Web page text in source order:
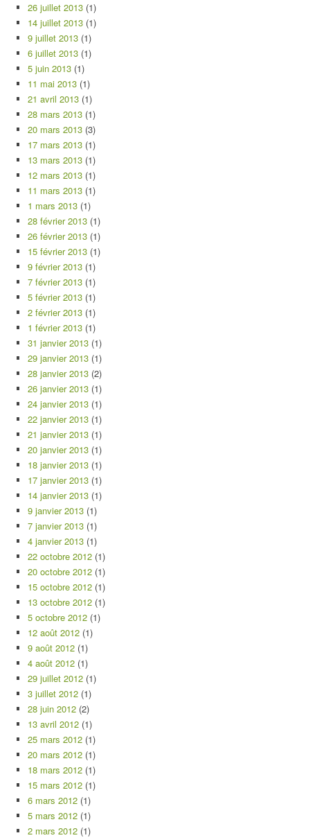
26 juillet 2013 (1)
14 juillet 2013 (1)
9 juillet 2013 (1)
6 juillet 2013 (1)
5 juin 2013 (1)
11 mai 2013 (1)
21 avril 2013 (1)
28 mars 2013 (1)
20 mars 2013 (3)
17 mars 2013 (1)
13 mars 2013 (1)
12 mars 2013 (1)
11 mars 2013 (1)
1 mars 2013 (1)
28 février 2013 (1)
26 février 2013 (1)
15 février 2013 (1)
9 février 2013 (1)
7 février 2013 (1)
5 février 2013 (1)
2 février 2013 (1)
1 février 2013 (1)
31 janvier 2013 (1)
29 janvier 2013 (1)
28 janvier 2013 (2)
26 janvier 2013 (1)
24 janvier 2013 (1)
22 janvier 2013 (1)
21 janvier 2013 (1)
20 janvier 2013 (1)
18 janvier 2013 (1)
17 janvier 2013 (1)
14 janvier 2013 (1)
9 janvier 2013 (1)
7 janvier 2013 (1)
4 janvier 2013 (1)
22 octobre 2012 (1)
20 octobre 2012 (1)
15 octobre 2012 (1)
13 octobre 2012 (1)
5 octobre 2012 (1)
12 août 2012 (1)
9 août 2012 (1)
4 août 2012 (1)
29 juillet 2012 (1)
3 juillet 2012 (1)
28 juin 2012 (2)
13 avril 2012 (1)
25 mars 2012 (1)
20 mars 2012 (1)
18 mars 2012 (1)
15 mars 2012 (1)
6 mars 2012 (1)
5 mars 2012 (1)
2 mars 2012 (1)